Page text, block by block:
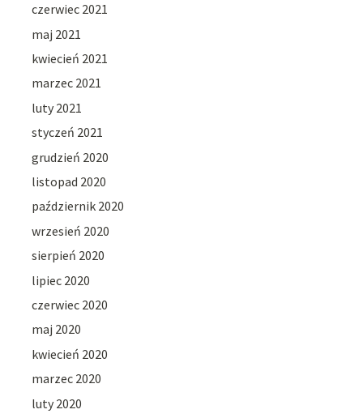
czerwiec 2021
maj 2021
kwiecień 2021
marzec 2021
luty 2021
styczeń 2021
grudzień 2020
listopad 2020
październik 2020
wrzesień 2020
sierpień 2020
lipiec 2020
czerwiec 2020
maj 2020
kwiecień 2020
marzec 2020
luty 2020